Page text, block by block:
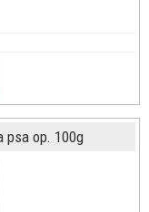
psa op. 100g